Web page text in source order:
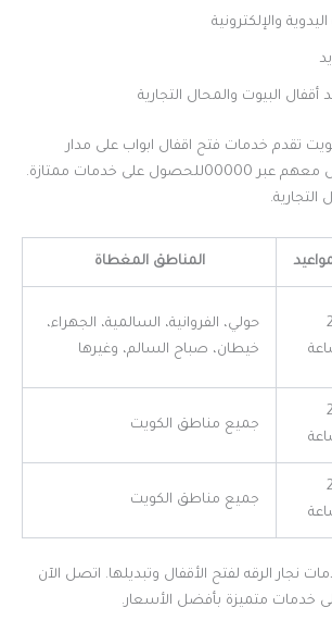
والإلكترونية
أقفال البيوت والمحال التجارية
تقدم خدمات فتح اقفال ابواب على مدار
الساعة. يمكن التواصل معهم عبر 00000للحصول على خدمات ممتازة.
التجارية.
المناطق المغطاة
حولي، الفروانية، السالمية، الجهراء،
خيطان، صباح السالم، وغيرها
جميع مناطق الكويت
جميع مناطق الكويت
نجار الرقه لفتح الأقفال وتبديلها. اتصل الآن